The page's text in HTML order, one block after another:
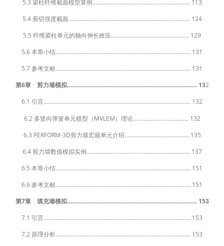
5.3 梁柱纤维截面模型算例……………………………………………………….. 113
5.4 剪切强度截面……………………………………………………………………… 124
5.5 纤维梁柱单元的轴向伸长效应……………………………………………. 129
5.6 本章小结……………………………………………………………………………… 131
5.7 参考文献……………………………………………………………………………… 131
第6章 剪力墙模拟…………………………………………………………………… 132
6.1 引言…………………………………………………………………………………….. 132
6.2 多竖向弹簧单元模型（MVLEM）理论………………………………. 132
6.3 PERFORM-3D剪力墙宏观单元介绍……………………………………. 135
6.4 剪力墙数值模拟实例…………………………………………………………… 137
6.5 本章小结……………………………………………………………………………… 151
6.6 参考文献……………………………………………………………………………… 151
第7章 填充墙模拟…………………………………………………………………… 153
7.1 引言…………………………………………………………………………………….. 153
7.2 原理分析……………………………………………………………………………… 153